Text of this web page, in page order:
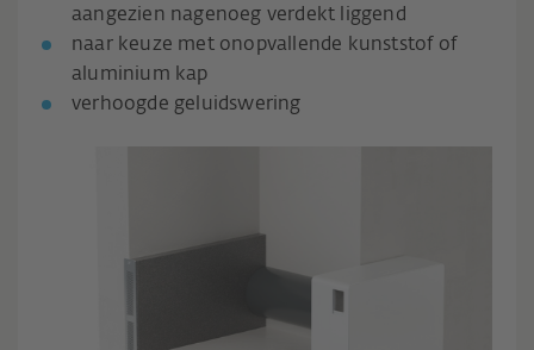
aangezien nagenoeg verdekt liggend
naar keuze met onopvallende kunststof of
aluminium kap
verhoogde geluidswering